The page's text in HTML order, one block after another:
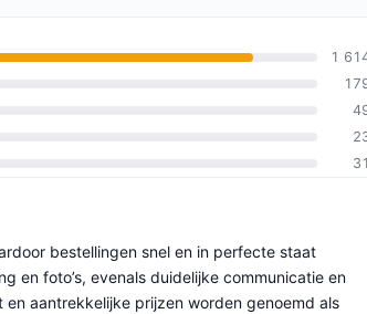
1
31
bestellingen snel en in perfecte staat
en foto’s, evenals duidelijke communicatie en
aantrekkelijke prijzen worden genoemd als